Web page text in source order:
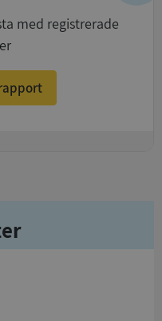
med registrerade